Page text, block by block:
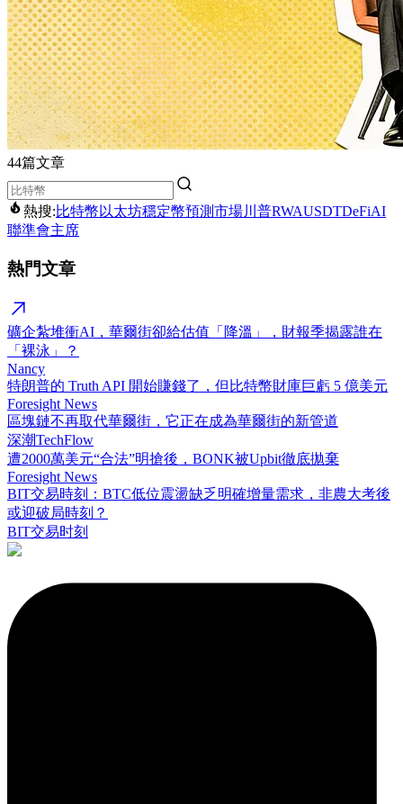
44篇文章
熱搜:比特幣 以太坊穩定幣預測市場川普RWAUSDTDeFiAI
聯準會主席
熱門文章
礦企紮堆衝AI，華爾街卻給估值「降溫」，財報季揭露誰在
「裸泳」？
Nancy
特朗普的 Truth API 開始賺錢了，但比特幣財庫巨虧 5 億美元
Foresight News
區塊鏈不再取代華爾街，它正在成為華爾街的新管道
深潮TechFlow
遭2000萬美元“合法”明搶後，BONK被Upbit徹底拋棄
Foresight News
BIT交易時刻：BTC低位震盪缺乏明確增量需求，非農大考後
或迎破局時刻？
BIT交易时刻